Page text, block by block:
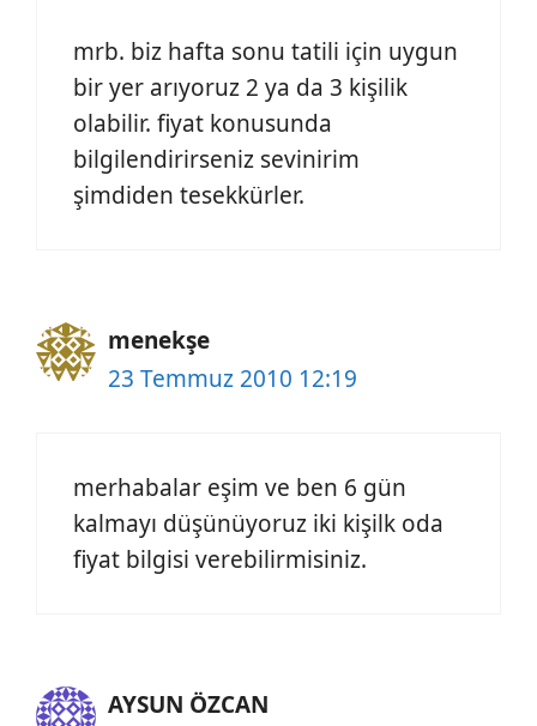
mrb. biz hafta sonu tatili için uygun
bir yer arıyoruz 2 ya da 3 kişilik
olabilir. fiyat konusunda
bilgilendirirseniz sevinirim
şimdiden tesekkürler.
menekşe
23 Temmuz 2010 12:19
merhabalar eşim ve ben 6 gün
kalmayı düşünüyoruz iki kişilk oda
fiyat bilgisi verebilirmisiniz.
AYSUN ÖZCAN